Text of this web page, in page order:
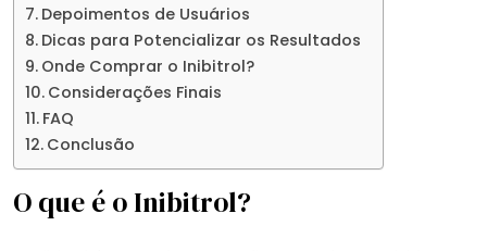
Depoimentos de Usuários
Dicas para Potencializar os Resultados
Onde Comprar o Inibitrol?
Considerações Finais
FAQ
Conclusão
O que é o Inibitrol?